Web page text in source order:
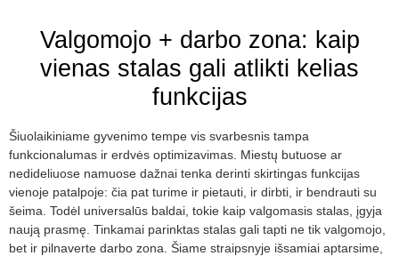
Valgomojo + darbo zona: kaip
vienas stalas gali atlikti kelias
funkcijas
Šiuolaikiniame gyvenimo tempe vis svarbesnis tampa
funkcionalumas ir erdvės optimizavimas. Miestų butuose ar
nedideliuose namuose dažnai tenka derinti skirtingas funkcijas
vienoje patalpoje: čia pat turime ir pietauti, ir dirbti, ir bendrauti su
šeima. Todėl universalūs baldai, tokie kaip valgomasis stalas, įgyja
naują prasmę. Tinkamai parinktas stalas gali tapti ne tik valgomojo,
bet ir pilnaverte darbo zona. Šiame straipsnyje išsamiai aptarsime,